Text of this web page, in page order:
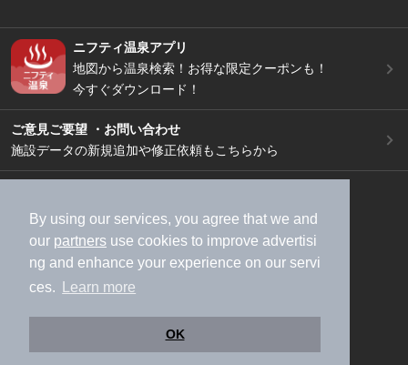
By using our services, you agree that we and
our partners use cookies to improve advertisi
ng and enhance your experience on our servi
ces.
Learn more
OK
ニフティ温泉アプリ
地図から温泉検索！お得な限定クーポンも！
今すぐダウンロード！
ご意見ご要望 ・お問い合わせ
施設データの新規追加や修正依頼もこちらから
加盟店募集（資料請求）
広告出稿のご案内
利用規約
ライフスタイルMEMBERS+規約
特定商取引法に基づく表記
ヘルプ
採用情報
運営会社